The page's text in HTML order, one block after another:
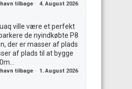
tilbage · 4. August 2026
ville være et perfekt
de nyindkøbte P8
der er masser af plads
af plads til at bygge
tilbage · 1. August 2026